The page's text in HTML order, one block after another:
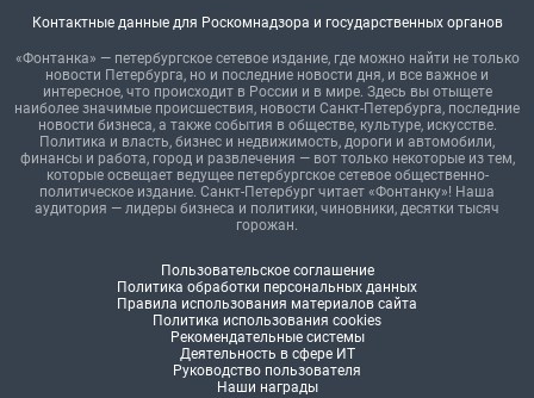
Контактные данные для Роскомнадзора и государственных органов
«Фонтанка» — петербургское сетевое издание, где можно найти не только
новости Петербурга, но и последние новости дня, и все важное и
интересное, что происходит в России и в мире. Здесь вы отыщете
наиболее значимые происшествия, новости Санкт-Петербурга, последние
новости бизнеса, а также события в обществе, культуре, искусстве.
Политика и власть, бизнес и недвижимость, дороги и автомобили,
финансы и работа, город и развлечения — вот только некоторые из тем,
которые освещает ведущее петербургское сетевое общественно-
политическое издание. Санкт-Петербург читает «Фонтанку»! Наша
аудитория — лидеры бизнеса и политики, чиновники, десятки тысяч
горожан.
Пользовательское соглашение
Политика обработки персональных данных
Правила использования материалов сайта
Политика использования cookies
Рекомендательные системы
Деятельность в сфере ИТ
Руководство пользователя
Наши награды